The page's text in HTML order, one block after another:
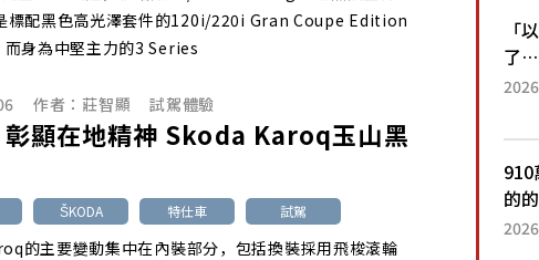
標配黑色高光澤套件的120i/220i Gran Coupe Edition
而身為中堅主力的3 Series
作者：莊智顯 試駕體驗
顯在地精神 Skoda Karoq玉山黑
ŠKODA 特仕車 試駕
的主要變動集中在內裝部分，包括換裝採用飛梭滾輪
相
「
了
「
100
太
的
厲